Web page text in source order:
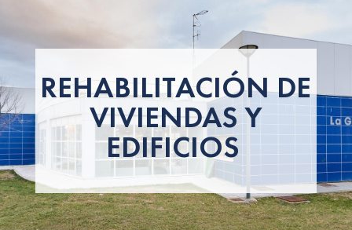
REHABILITACIÓN DE
VIVIENDAS Y
EDIFICIOS